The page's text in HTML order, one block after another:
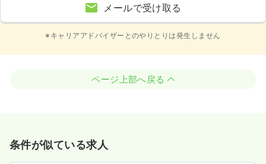
メールで受け取る
※キャリアアドバイザーとのやりとりは発生しません
ページ上部へ戻る
条件が似ている求人